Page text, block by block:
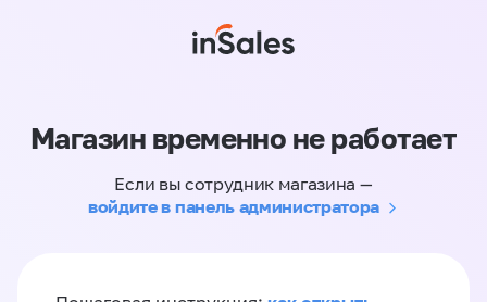
Магазин временно не работает
Если вы сотрудник магазина —
войдите в панель администратора